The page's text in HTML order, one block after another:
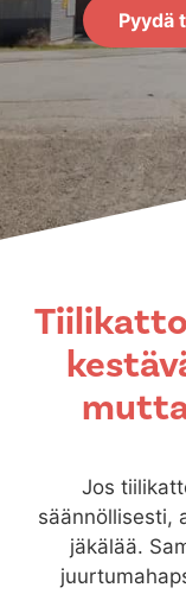
Pyydä
Jos
säännöllisesti,
jäkälää.